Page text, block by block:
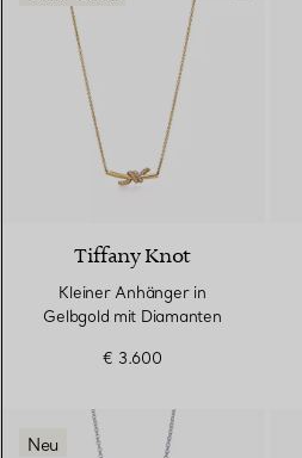
Tiffany Knot
Kleiner Anhänger in
Gelbgold mit Diamanten
€ 3.600
Neu